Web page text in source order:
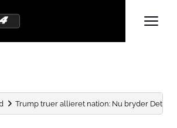
Trump truer allieret nation: Nu bryder Det